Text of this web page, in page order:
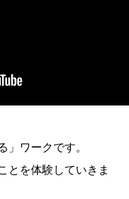
」ワークです。
とを体験していきま